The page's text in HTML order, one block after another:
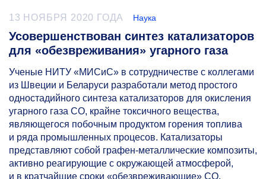
13 НОЯБРЯ 2020 ГОДА Наука
Усовершенствован синтез катализаторов
для «обезвреживания» угарного газа
Ученые НИТУ «МИСиС» в сотрудничестве с коллегами
из Швеции и Беларуси разработали метод простого
одностадийного синтеза катализаторов для окисления
угарного газа CO, крайне токсичного вещества,
являющегося побочным продуктом горения топлива
и ряда промышленных процесов. Катализаторы
представляют собой графен-металлические композиты,
активно реагирующие с окружающей атмосферой,
и в кратчайшие сроки «обезвреживающие» CO.